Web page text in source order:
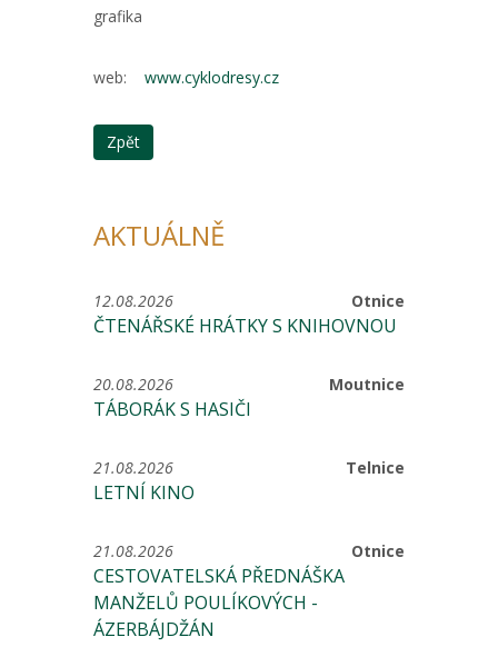
grafika
web: www.cyklodresy.cz
Zpět
AKTUÁLNĚ
Otnice
12.08.2026
ČTENÁŘSKÉ HRÁTKY S KNIHOVNOU
Moutnice
20.08.2026
TÁBORÁK S HASIČI
Telnice
21.08.2026
LETNÍ KINO
Otnice
21.08.2026
CESTOVATELSKÁ PŘEDNÁŠKA
MANŽELŮ POULÍKOVÝCH -
ÁZERBÁJDŽÁN